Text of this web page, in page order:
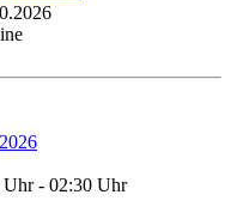
- 02:30 Uhr